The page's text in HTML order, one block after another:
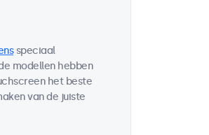
speciaal
modellen hebben
het beste
van de juiste